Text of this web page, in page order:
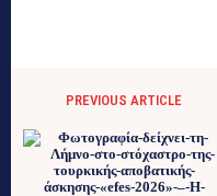
PREVIOUS ARTICLE